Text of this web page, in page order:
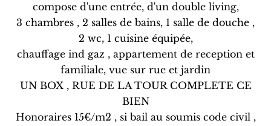
compose d'une entrée, d'un double living,
3 chambres , 2 salles de bains, 1 salle de douche ,
2 wc, 1 cuisine équipée,
chauffage ind gaz , appartement de reception et
familiale, vue sur rue et jardin
UN BOX , RUE DE LA TOUR COMPLETE CE
BIEN
Honoraires 15€/m2 , si bail au soumis code civil ,